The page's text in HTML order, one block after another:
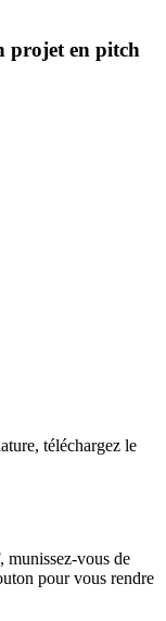
projet en pitch
téléchargez le
munissez-vous de
pour vous rendre